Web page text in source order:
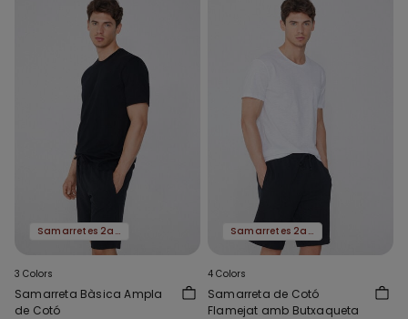
Samarretes 2a al -50%
3 Colors
Samarreta Bàsica Ampla
de Cotó
Samarretes 2a al -50%
4 Colors
Samarreta de Cotó
Flamejat amb Butxaqueta